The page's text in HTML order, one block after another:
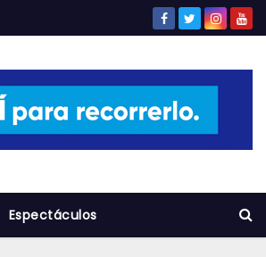
Espectáculos